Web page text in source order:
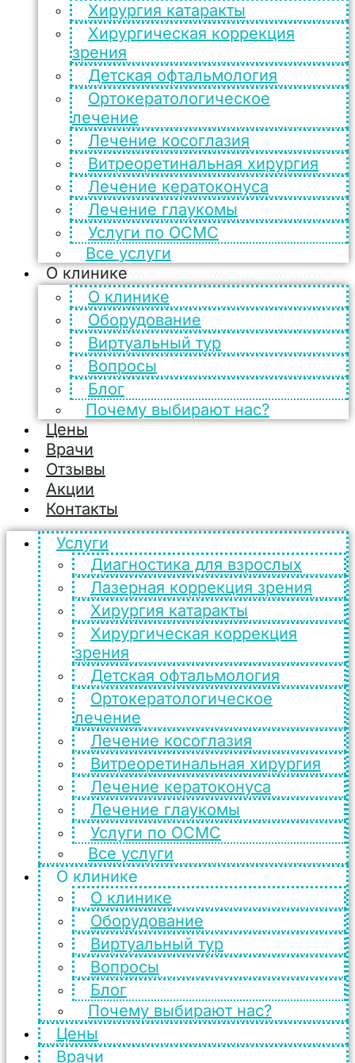
Хирургия катаракты
Хирургическая коррекция
зрения
Детская офтальмология
Ортокератологическое
лечение
Лечение косоглазия
Витреоретинальная хирургия
Лечение кератоконуса
Лечение глаукомы
Услуги по ОСМС
Все услуги
О клинике
О клинике
Оборудование
Виртуальный тур
Вопросы
Блог
Почему выбирают нас?
Цены
Врачи
Отзывы
Акции
Контакты
Услуги
Диагностика для взрослых
Лазерная коррекция зрения
Хирургия катаракты
Хирургическая коррекция
зрения
Детская офтальмология
Ортокератологическое
лечение
Лечение косоглазия
Витреоретинальная хирургия
Лечение кератоконуса
Лечение глаукомы
Услуги по ОСМС
Все услуги
О клинике
О клинике
Оборудование
Виртуальный тур
Вопросы
Блог
Почему выбирают нас?
Цены
Врачи